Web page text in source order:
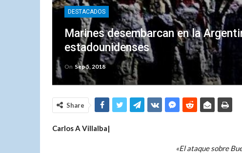
DESTACADOS
Marines desembarcan en la
estadounidenses
On Sep 5, 2018
Share
Carlos A Villalba|
«El ataque sobre